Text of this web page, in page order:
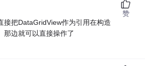
接把DataGridView作为引用在构造
那边就可以直接操作了
赞